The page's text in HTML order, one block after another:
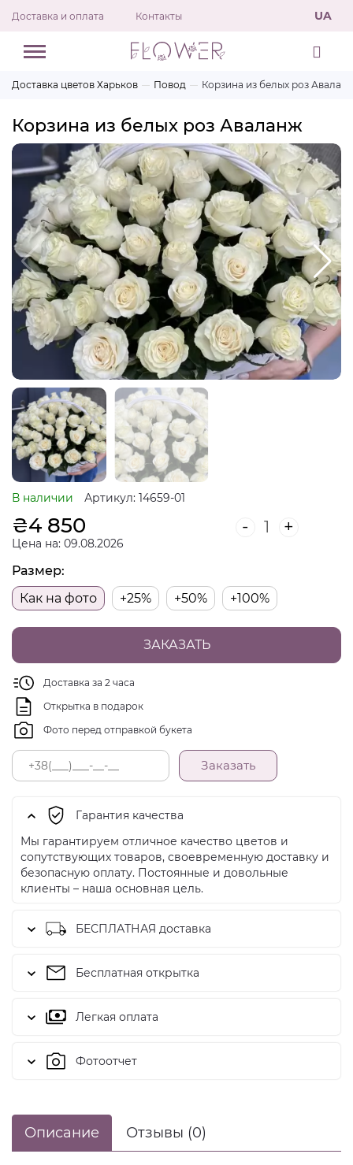
Доставка и оплата Контакты UA
Доставка цветов Харьков Повод Корзина из белых роз
Корзина из белых роз Аваланж
В наличии Артикул: 14659-01
₴4 850
Цена на: 09.08.2026
- +
ЗАКАЗАТЬ
Размер:
Как на фото
+25% +50% +100%
Доставка за 2 часа
Открытка в подарок
Фото перед отправкой букета
Заказать
Гарантия качества
Мы гарантируем отличное качество цветов и
сопутствующих товаров, своевременную доставку и
безопасную оплату. Постоянные и довольные
клиенты – наша основная цель.
БЕСПЛАТНАЯ доставка
Бесплатная открытка
Легкая оплата
Фотоотчет
Описание Отзывы (0)